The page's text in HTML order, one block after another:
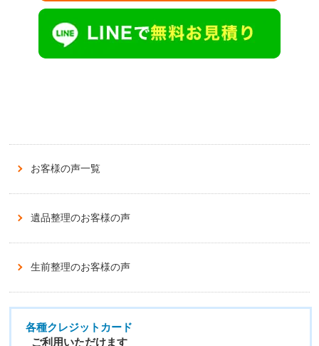
お客様の声一覧
遺品整理のお客様の声
生前整理のお客様の声
各種クレジットカード
ご利用いただけます